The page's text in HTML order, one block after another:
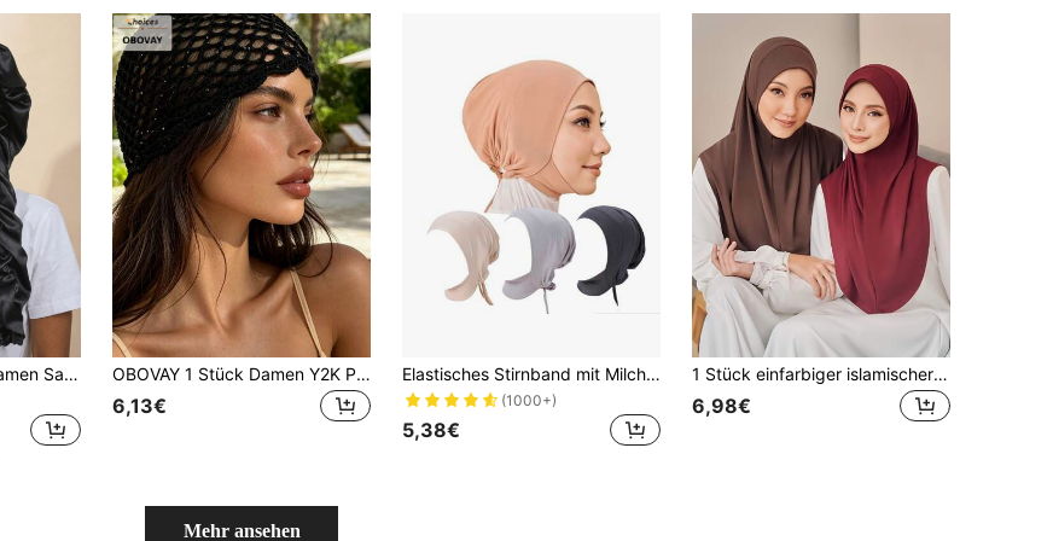
CONFLASS 1 Stück Damen Satin Schleife Lange Zopf Schlafmütze, verstellbare Druckknopf Schlafmütze, geeignet für lockiges Haar, seidiges antistatisches Nacht-Haarband, Schlafmütze zur Haarpflege
OBOVAY 1 Stück Damen Y2K Pailletten handgefertigte Cut Out Strickmütze, modische Spitzen-Beanie, geeignet für tägliche Straßenmode, Urlaub, Boho-Stil, Fotografie
6,13€
Elastisches Stirnband mit Milchseide Halswärmer und versteckter Haarspange, Mütze in Mehrfarbig, Schlafhaube, Turban
(1000+)
5,38€
1 Stück einfarbiger islamischer Hidschab-Schal, Hidschab-Kopftücher für Frauen, lange Schals Kopftuch für Abaya-Frauen
6,98€
Mehr ansehen